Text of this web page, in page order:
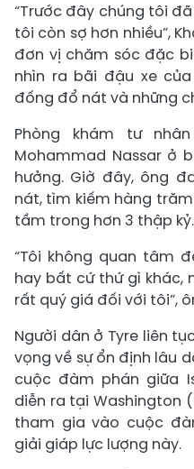
“Trước đây chúng tôi
tôi còn sợ hơn nhiều”,
đơn vị chăm sóc đặc
nhìn ra bãi đậu xe
đống đổ nát và những
Phòng khám tư
Mohammad Nassar ở
hưởng. Giờ đây, ông
nát, tìm kiếm hàng
tầm trong hơn 3 thập kỷ.
“Tôi không quan tâm
hay bất cứ thứ gì khác,
rất quý giá đối với tôi”,
Người dân ở Tyre liên
vọng về sự ổn định lâu
cuộc đàm phán giữa
diễn ra tại Washington
tham gia vào cuộc
giải giáp lực lượng này.